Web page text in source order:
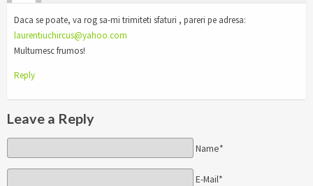
Daca se poate, va rog sa-mi trimiteti sfaturi , pareri pe adresa:
laurentiuchircus@yahoo.com
Multumesc frumos!
Reply
Leave a Reply
Name*
E-Mail*